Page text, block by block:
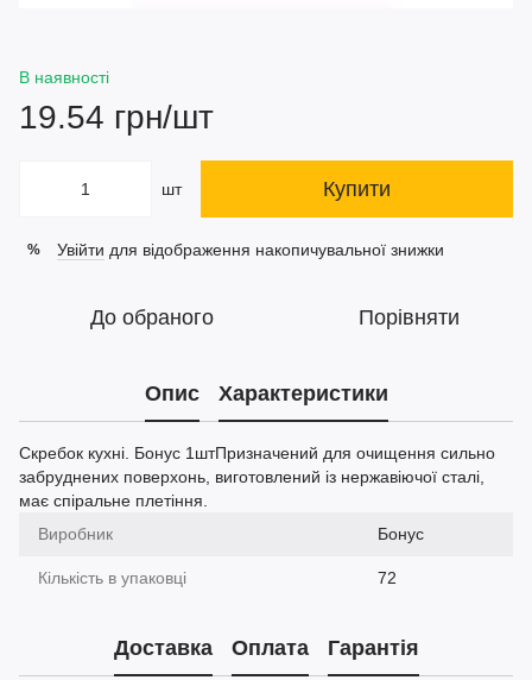
В наявності
19.54 грн/шт
шт Купити
% Увійти для відображення накопичувальної знижки
До обраного Порівняти
Опис Характеристики
Скребок кухні. Бонус 1штПризначений для очищення сильно
забруднених поверхонь, виготовлений із нержавіючої сталі,
має спіральне плетіння.
Виробник
Бонус
Кількість в упаковці 72
Доставка Оплата Гарантія